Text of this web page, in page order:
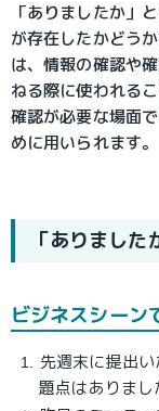
「ありましたか」
が存在したかどう
は、情報の確認や
ねる際に使われる
確認が必要な場面
めに用いられます。
「ありまし
ビジネスシーン
先週末に提出
題点はありまし